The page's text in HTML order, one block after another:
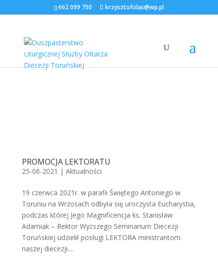
662 099 750 krzysztofolas@wp.pl
PROMOCJA LEKTORATU
25-06-2021 | Aktualności
19 czerwca 2021r. w parafii Świętego Antoniego w
Toruniu na Wrzosach odbyła się uroczysta Eucharystia,
podczas której Jego Magnificencja ks. Stanisław
Adamiak – Rektor Wyższego Seminarium Diecezji
Toruńskiej udzielił posługi LEKTORA ministrantom
naszej diecezji....